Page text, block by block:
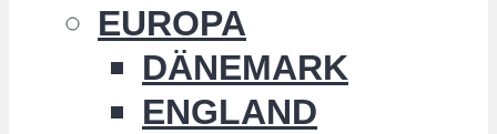
EUROPA
DÄNEMARK
ENGLAND